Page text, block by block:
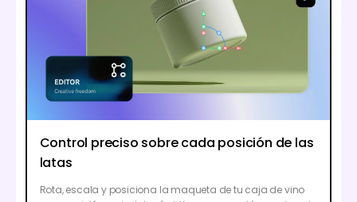
Control preciso sobre cada posición de las
latas
Rota, escala y posiciona la maqueta de tu caja de vino